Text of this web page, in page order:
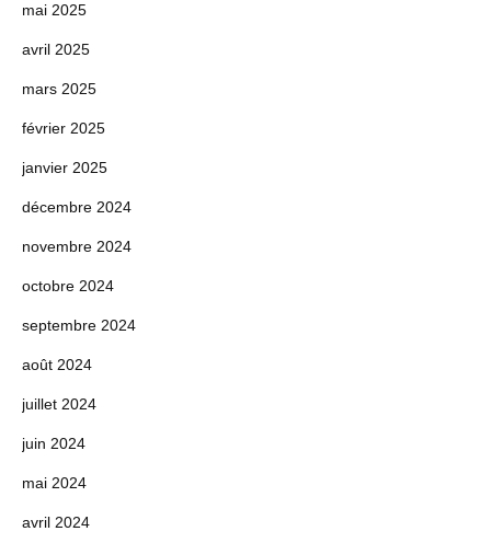
mai 2025
avril 2025
mars 2025
février 2025
janvier 2025
décembre 2024
novembre 2024
octobre 2024
septembre 2024
août 2024
juillet 2024
juin 2024
mai 2024
avril 2024